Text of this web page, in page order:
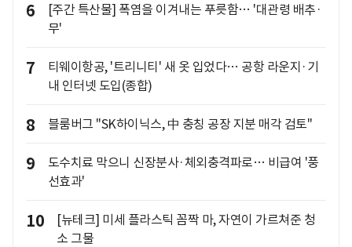
6
[주간 특산물] 폭염을 이겨내는 푸릇함… '대관령 배추·
무'
7
티웨이항공, '트리니티' 새 옷 입었다… 공항 라운지·기
내 인터넷 도입(종합)
8 블룸버그 "SK하이닉스, 中 충칭 공장 지분 매각 검토"
9
도수치료 막으니 신장분사·체외충격파로… 비급여 '풍
선효과'
10
[뉴테크] 미세 플라스틱 꼼짝 마, 자연이 가르쳐준 청
소 그물